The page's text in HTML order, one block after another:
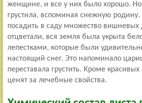
женщине, и все у них было хорошо.
грустила, вспоминая снежную
посадить в саду множество вишневых
отцветали, вся земля была укрыта
лепестками, которые были
настоящий снег. Это напоминало
переставала грустить. Кроме
ценят за лечебные свойства.